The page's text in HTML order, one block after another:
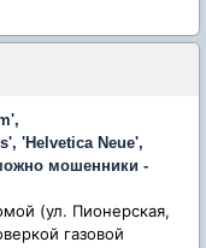
'Helvetica Neue',
мошенники -
(ул. Пионерская,
газовой